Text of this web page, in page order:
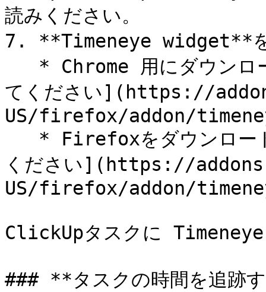
読みください。
7. **Timeneye widget**
てください](https://
US/firefox/addon/
ください](https://
US/firefox/addon/
ClickUpタスクに Timeneye
### **タスクの時間を追